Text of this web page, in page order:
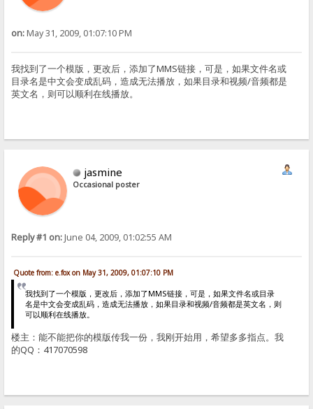
on:May 31, 2009, 01:07:10 PM
我找到了一个模版，更改后，添加了MMS链接，可是，如果文件名或
目录名是中文会变成乱码，造成无法播放，如果目录和视频/音频都是
英文名，则可以顺利在线播放。
jasmine
Occasional poster
Reply #1 on:June 04, 2009, 01:02:55 AM
Quote from: e.fox on May 31, 2009, 01:07:10 PM
我找到了一个模版，更改后，添加了MMS链接，可是，如果文件名或目录
名是中文会变成乱码，造成无法播放，如果目录和视频/音频都是英文名，则
可以顺利在线播放。
楼主：能不能把你的模版传我一份，我刚开始用，希望多多指点。我
的QQ：417070598